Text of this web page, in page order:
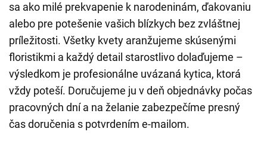
sa ako milé prekvapenie k narodeninám, ďakovaniu
alebo pre potešenie vašich blízkych bez zvláštnej
príležitosti. Všetky kvety aranžujeme skúsenými
floristikmi a každý detail starostlivo dolaďujeme –
výsledkom je profesionálne uvázaná kytica, ktorá
vždy poteší. Doručujeme ju v deň objednávky počas
pracovných dní a na želanie zabezpečíme presný
čas doručenia s potvrdením e-mailom.